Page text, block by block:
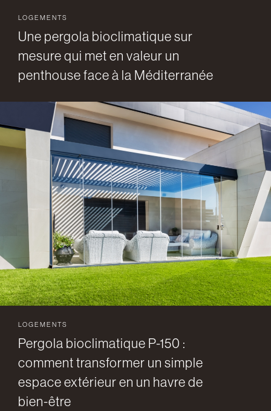
LOGEMENTS
Une pergola bioclimatique sur
mesure qui met en valeur un
penthouse face à la Méditerranée
LOGEMENTS
Pergola bioclimatique P-150 :
comment transformer un simple
espace extérieur en un havre de
bien-être